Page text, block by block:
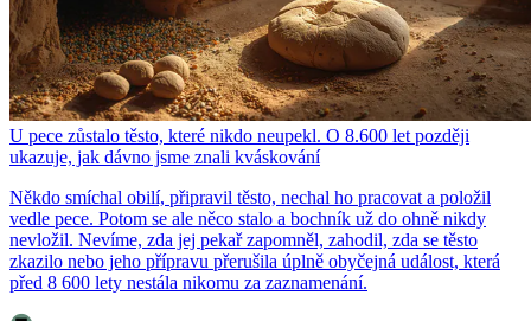
U pece zůstalo těsto, které nikdo neupekl. O 8.600 let později
ukazuje, jak dávno jsme znali kváskování
Někdo smíchal obilí, připravil těsto, nechal ho pracovat a položil
vedle pece. Potom se ale něco stalo a bochník už do ohně nikdy
nevložil. Nevíme, zda jej pekař zapomněl, zahodil, zda se těsto
zkazilo nebo jeho přípravu přerušila úplně obyčejná událost, která
před 8 600 lety nestála nikomu za zaznamenání.